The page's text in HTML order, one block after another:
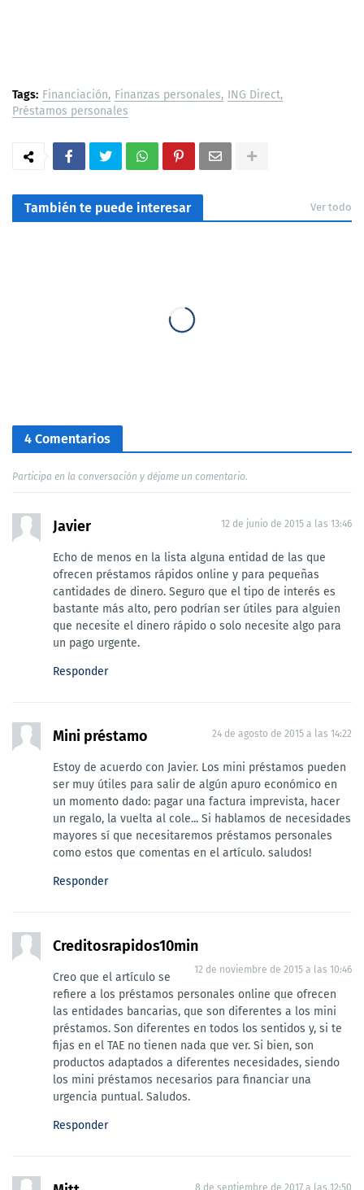
Tags: Financiación Finanzas personales ING Direct
Préstamos personales
También te puede interesar Ver todo
4 Comentarios
Participa en la conversación y déjame un comentario.
Javier 12 de junio de 2015 a las 13:46
Echo de menos en la lista alguna entidad de las que
ofrecen préstamos rápidos online y para pequeñas
cantidades de dinero. Seguro que el tipo de interés es
bastante más alto, pero podrían ser útiles para alguien
que necesite el dinero rápido o solo necesite algo para
un pago urgente.
Responder
Mini préstamo 24 de agosto de 2015 a las 14:22
Estoy de acuerdo con Javier. Los mini préstamos pueden
ser muy útiles para salir de algún apuro económico en
un momento dado: pagar una factura imprevista, hacer
un regalo, la vuelta al cole... Si hablamos de necesidades
mayores sí que necesitaremos préstamos personales
como estos que comentas en el artículo. saludos!
Responder
Creditosrapidos10min
12 de noviembre de 2015 a las 10:46
Creo que el artículo se
refiere a los préstamos personales online que ofrecen
las entidades bancarias, que son diferentes a los mini
préstamos. Son diferentes en todos los sentidos y, si te
fijas en el TAE no tienen nada que ver. Si bien, son
productos adaptados a diferentes necesidades, siendo
los mini préstamos necesarios para financiar una
urgencia puntual. Saludos.
Responder
8 de septiembre de 2017 a las 12:50